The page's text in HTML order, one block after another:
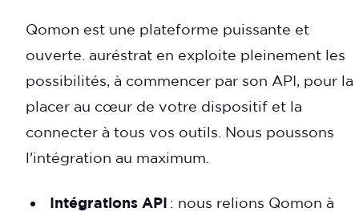
Qomon est une plateforme puissante et
ouverte. auréstrat en exploite pleinement les
possibilités, à commencer par son API, pour la
placer au cœur de votre dispositif et la
connecter à tous vos outils. Nous poussons
l'intégration au maximum.
Intégrations API : nous relions Qomon à